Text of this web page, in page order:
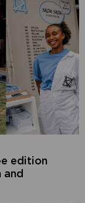
edition
and